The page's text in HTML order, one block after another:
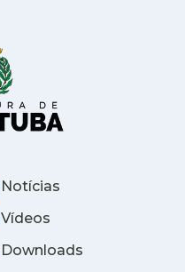
Notícias
Vídeos
Downloads